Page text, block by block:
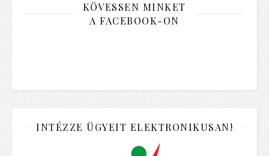
KÖVESSEN MINKET
A FACEBOOK-ON
INTÉZZE ÜGYEIT ELEKTRONIKUSAN!